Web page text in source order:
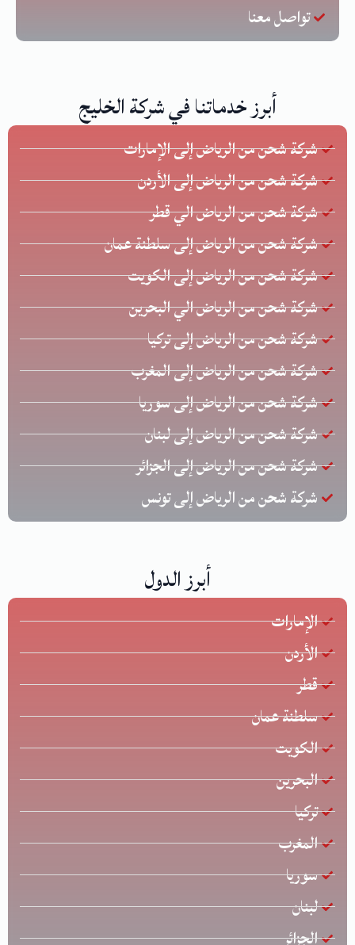
تواصل معنا
أبرز خدماتنا في شركة الخليج
شركة شحن من الرياض إلى الإمارات
شركة شحن من الرياض إلى الأردن
شركة شحن من الرياض الي قطر
شركة شحن من الرياض إلى سلطنة عمان
شركة شحن من الرياض إلى الكويت
شركة شحن من الرياض الي البحرين
شركة شحن من الرياض إلى تركيا
شركة شحن من الرياض إلى المغرب
شركة شحن من الرياض إلى سوريا
شركة شحن من الرياض إلى لبنان
شركة شحن من الرياض إلى الجزائر
شركة شحن من الرياض إلى تونس
أبرز الدول
الإمارات
الأردن
قطر
سلطنة عمان
الكويت
البحرين
تركيا
المغرب
سوريا
لبنان
الجزائر